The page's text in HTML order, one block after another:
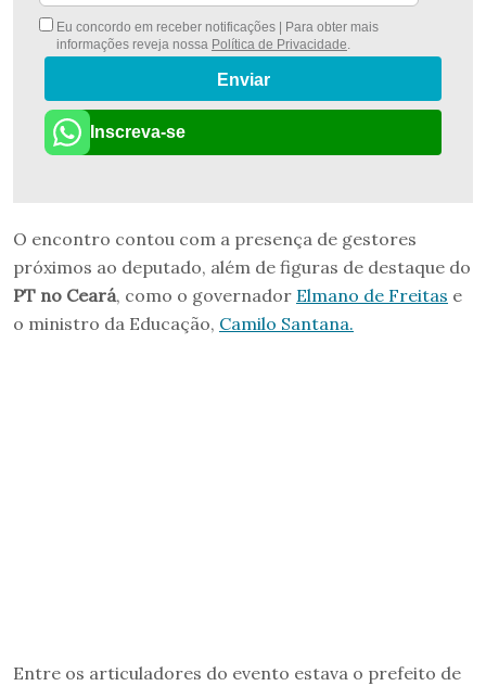
Eu concordo em receber notificações | Para obter mais
informações reveja nossa Política de Privacidade
Enviar
Inscreva-se
O encontro contou com a presença de gestores
próximos ao deputado, além de figuras de destaque do
PT no Ceará, como o governador Elmano de Freitas e
o ministro da Educação, Camilo Santana.
Entre os articuladores do evento estava o prefeito de